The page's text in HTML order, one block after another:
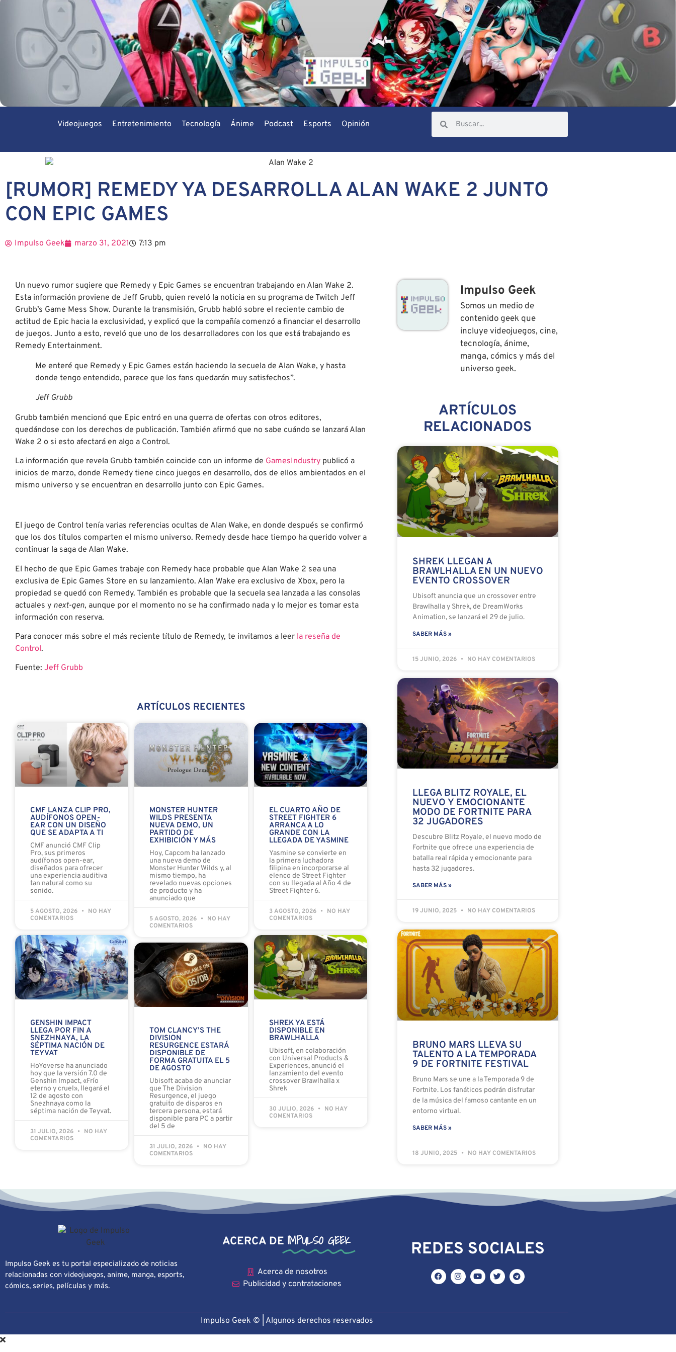
Videojuegos Entretenimiento Tecnología Ánime Podcast Esports Opinión
[RUMOR] REMEDY YA DESARROLLA ALAN WAKE 2 JUNTO
CON EPIC GAMES
Impulso Geek marzo 31, 2021 7:13 pm
Un nuevo rumor sugiere que Remedy y Epic Games se encuentran trabajando en Alan Wake 2.
Esta información proviene de Jeff Grubb, quien reveló la noticia en su programa de Twitch Jeff
Grubb’s Game Mess Show. Durante la transmisión, Grubb habló sobre el reciente cambio de
actitud de Epic hacia la exclusividad, y explicó que la compañía comenzó a financiar el desarrollo
de juegos. Junto a esto, reveló que uno de los desarrolladores con los que está trabajando es
Remedy Entertainment.
Me enteré que Remedy y Epic Games están haciendo la secuela de Alan Wake, y hasta
donde tengo entendido, parece que los fans quedarán muy satisfechos”.
Jeff Grubb
Grubb también mencionó que Epic entró en una guerra de ofertas con otros editores,
quedándose con los derechos de publicación. También afirmó que no sabe cuándo se lanzará Alan
Wake 2 o si esto afectará en algo a Control.
La información que revela Grubb también coincide con un informe de GamesIndustry publicó a
inicios de marzo, donde Remedy tiene cinco juegos en desarrollo, dos de ellos ambientados en el
mismo universo y se encuentran en desarrollo junto con Epic Games.
El juego de Control tenía varias referencias ocultas de Alan Wake, en donde después se confirmó
que los dos títulos comparten el mismo universo. Remedy desde hace tiempo ha querido volver a
continuar la saga de Alan Wake.
El hecho de que Epic Games trabaje con Remedy hace probable que Alan Wake 2 sea una
exclusiva de Epic Games Store en su lanzamiento. Alan Wake era exclusivo de Xbox, pero la
propiedad se quedó con Remedy. También es probable que la secuela sea lanzada a las consolas
actuales y next-gen, aunque por el momento no se ha confirmado nada y lo mejor es tomar esta
información con reserva.
Para conocer más sobre el más reciente título de Remedy, te invitamos a leer la reseña de
Control.
Fuente: Jeff Grubb
ARTÍCULOS RECIENTES
CMF LANZA CLIP PRO,
AUDÍFONOS OPEN-
EAR CON UN DISEÑO
QUE SE ADAPTA A TI
CMF anunció CMF Clip
Pro, sus primeros
audífonos open-ear,
diseñados para ofrecer
una experiencia auditiva
tan natural como su
sonido.
5 AGOSTO, 2026
NO HAY
COMENTARIOS
MONSTER HUNTER
WILDS PRESENTA
NUEVA DEMO, UN
PARTIDO DE
EXHIBICIÓN Y MÁS
Hoy, Capcom ha lanzado
una nueva demo de
Monster Hunter Wilds y, al
mismo tiempo, ha
revelado nuevas opciones
de producto y ha
anunciado que
5 AGOSTO, 2026
NO HAY
COMENTARIOS
EL CUARTO AÑO DE
STREET FIGHTER 6
ARRANCA A LO
GRANDE CON LA
LLEGADA DE YASMINE
Yasmine se convierte en
la primera luchadora
filipina en incorporarse al
elenco de Street Fighter
con su llegada al Año 4 de
Street Fighter 6.
3 AGOSTO, 2026
NO HAY
COMENTARIOS
GENSHIN IMPACT
LLEGA POR FIN A
SNEZHNAYA, LA
SÉPTIMA NACIÓN DE
TEYVAT
HoYoverse ha anunciado
hoy que la versión 7.0 de
Genshin Impact, «Frío
eterno y cruel», llegará el
12 de agosto con
Snezhnaya como la
séptima nación de Teyvat.
31 JULIO, 2026
NO HAY
COMENTARIOS
TOM CLANCY’S THE
DIVISION
RESURGENCE ESTARÁ
DISPONIBLE DE
FORMA GRATUITA EL 5
DE AGOSTO
Ubisoft acaba de anunciar
que The Division
Resurgence, el juego
gratuito de disparos en
tercera persona, estará
disponible para PC a partir
del 5 de
31 JULIO, 2026
NO HAY
COMENTARIOS
SHREK YA ESTÁ
DISPONIBLE EN
BRAWLHALLA
Ubisoft, en colaboración
con Universal Products &
Experiences, anunció el
lanzamiento del evento
crossover Brawlhalla x
Shrek
30 JULIO, 2026
NO HAY
COMENTARIOS
Impulso Geek
Somos un medio de
contenido geek que
incluye videojuegos, cine,
tecnología, ánime,
manga, cómics y más del
universo geek.
ARTÍCULOS
RELACIONADOS
SHREK LLEGAN A
BRAWLHALLA EN UN NUEVO
EVENTO CROSSOVER
Ubisoft anuncia que un crossover entre
Brawlhalla y Shrek, de DreamWorks
Animation, se lanzará el 29 de julio.
SABER MÁS »
15 JUNIO, 2026 NO HAY COMENTARIOS
LLEGA BLITZ ROYALE, EL
NUEVO Y EMOCIONANTE
MODO DE FORTNITE PARA
32 JUGADORES
Descubre Blitz Royale, el nuevo modo de
Fortnite que ofrece una experiencia de
batalla real rápida y emocionante para
hasta 32 jugadores.
SABER MÁS »
19 JUNIO, 2025 NO HAY COMENTARIOS
BRUNO MARS LLEVA SU
TALENTO A LA TEMPORADA
9 DE FORTNITE FESTIVAL
Bruno Mars se une a la Temporada 9 de
Fortnite. Los fanáticos podrán disfrutar
de la música del famoso cantante en un
entorno virtual.
SABER MÁS »
18 JUNIO, 2025 NO HAY COMENTARIOS
Impulso Geek es tu portal especializado de noticias
relacionadas con videojuegos, anime, manga, esports,
cómics, series, películas y más.
ACERCA DE IMPULSO GEEK
Acerca de nosotros
Publicidad y contrataciones
REDES SOCIALES
Impulso Geek © | Algunos derechos reservados